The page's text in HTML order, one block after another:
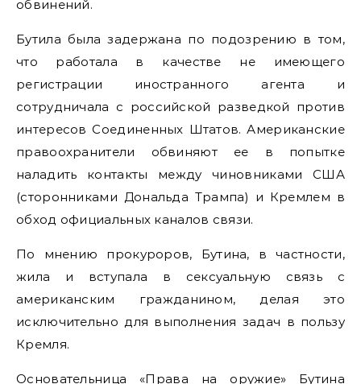
обвинений.
Бутила была задержана по подозрению в том,
что работала в качестве не имеющего
регистрации иностранного агента и
сотрудничала с российской разведкой против
интересов Соединенных Штатов. Американские
правоохранители обвиняют ее в попытке
наладить контакты между чиновниками США
(сторонниками Дональда Трампа) и Кремлем в
обход официальных каналов связи.
По мнению прокуроров, Бутина, в частности,
жила и вступала в сексуальную связь с
американским гражданином, делая это
исключительно для выполнения задач в пользу
Кремля.
Основательница «Права на оружие» Бутина